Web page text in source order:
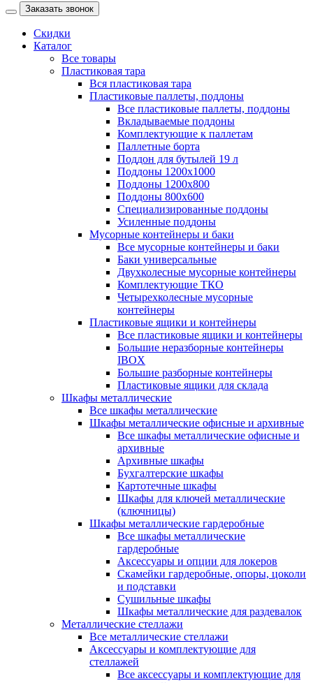
Заказать звонок
Скидки
Каталог
Все товары
Пластиковая тара
Вся пластиковая тара
Пластиковые паллеты, поддоны
Все пластиковые паллеты, поддоны
Вкладываемые поддоны
Комплектующие к паллетам
Паллетные борта
Поддон для бутылей 19 л
Поддоны 1200х1000
Поддоны 1200х800
Поддоны 800х600
Специализированные поддоны
Усиленные поддоны
Мусорные контейнеры и баки
Все мусорные контейнеры и баки
Баки универсальные
Двухколесные мусорные контейнеры
Комплектующие ТКО
Четырехколесные мусорные
контейнеры
Пластиковые ящики и контейнеры
Все пластиковые ящики и контейнеры
Большие неразборные контейнеры
IBOX
Большие разборные контейнеры
Пластиковые ящики для склада
Шкафы металлические
Все шкафы металлические
Шкафы металлические офисные и архивные
Все шкафы металлические офисные и
архивные
Архивные шкафы
Бухгалтерские шкафы
Картотечные шкафы
Шкафы для ключей металлические
(ключницы)
Шкафы металлические гардеробные
Все шкафы металлические
гардеробные
Аксессуары и опции для локеров
Скамейки гардеробные, опоры, цоколи
и подставки
Сушильные шкафы
Шкафы металлические для раздевалок
Металлические стеллажи
Все металлические стеллажи
Аксессуары и комплектующие для
стеллажей
Все аксессуары и комплектующие для